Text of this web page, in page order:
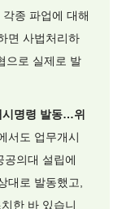
종 파업에 대해
면 사법처리하
으로 실제로 발
시명령 발동…위
서도 업무개시
의대 설립에
대로 발동했고,
한 바 있습니